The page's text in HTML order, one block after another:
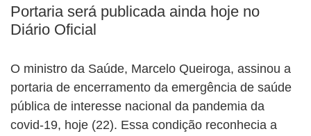
Portaria será publicada ainda hoje no
Diário Oficial
O ministro da Saúde, Marcelo Queiroga, assinou a
portaria de encerramento da emergência de saúde
pública de interesse nacional da pandemia da
covid-19, hoje (22). Essa condição reconhecia a